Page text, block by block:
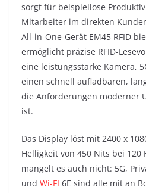
sorgt für beispiellose
Mitarbeiter im direkten
All-in-One-Gerät EM45 RFID
ermöglicht präzise RFID-
eine leistungsstarke Kamera,
einen schnell aufladbaren,
die Anforderungen moderner
ist.
Das Display löst mit 2400 x
Helligkeit von 450 Nits bei 120
mangelt es auch nicht: 5G,
und Wi-FI 6E sind alle mit an